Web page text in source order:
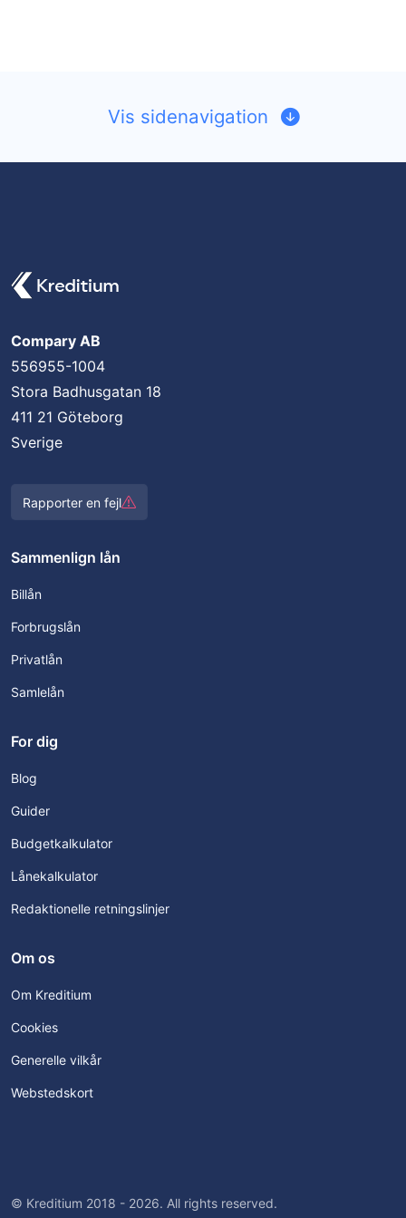
Vis sidenavigation
Compary AB
556955-1004
Stora Badhusgatan 18
411 21 Göteborg
Sverige
Rapporter en fejl
Sammenlign lån
Billån
Forbrugslån
Privatlån
Samlelån
For dig
Blog
Guider
Budgetkalkulator
Lånekalkulator
Redaktionelle retningslinjer
Om os
Om Kreditium
Cookies
Generelle vilkår
Webstedskort
© Kreditium 2018 - 2026. All rights reserved.